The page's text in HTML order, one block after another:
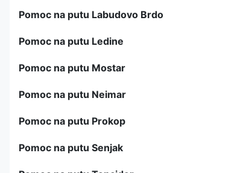
Pomoc na putu Labudovo Brdo
Pomoc na putu Ledine
Pomoc na putu Mostar
Pomoc na putu Neimar
Pomoc na putu Prokop
Pomoc na putu Senjak